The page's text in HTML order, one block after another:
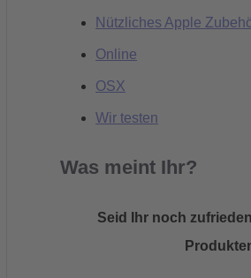
Nützliches Apple
Online
OSX
Wir testen
Was meint Ihr?
Seid Ihr noch